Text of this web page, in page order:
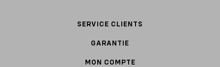
SERVICE CLIENTS
GARANTIE
MON COMPTE